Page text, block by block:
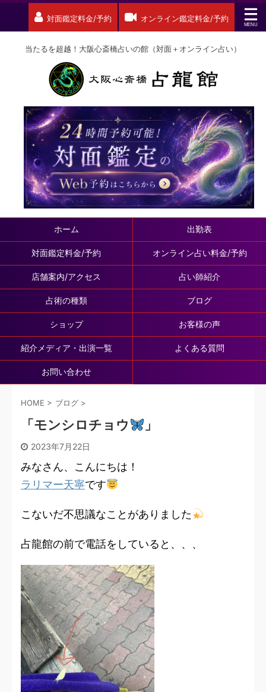
対面鑑定料金/予約 オンライン鑑定料金/予約
当たるを超越！大阪心斎橋占いの館（対面＋オンライン占い）
ホーム 出勤表
対面鑑定料金/予約 オンライン占い料金/予約
店舗案内/アクセス 占い師紹介
占術の種類 ブログ
ショップ お客様の声
紹介メディア・出演一覧 よくある質問
お問い合わせ
HOME > ブログ >
「モンシロチョウ 」
2023年7月22日
みなさん、こんにちは！
ラリマー天寧です
こないだ不思議なことがありました
占龍館の前で電話をしていると、、、